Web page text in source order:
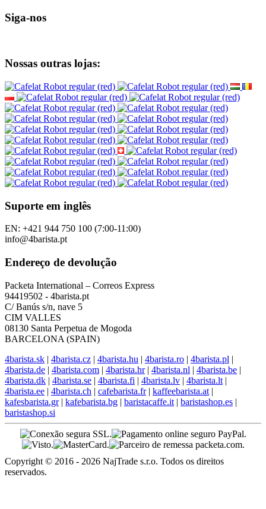
Siga-nos
Nossas outras lojas:
Suporte em inglês
EN: +421 944 750 100 (7:00-11:00)
info@4barista.pt
Endereço de devolução
Packeta International – Correos Express
94419502 - 4barista.pt
C/ Banús s/n, nave 5
CIM VALLES
08130 Santa Perpetua de Mogoda
BARCELONA (SPAIN)
4barista.sk | 4barista.cz | 4barista.hu | 4barista.ro | 4barista.pl |
4barista.de | 4barista.com | 4barista.hr| 4barista.nl | 4barista.be |
4barista.dk | 4barista.se | 4barista.fi | 4barista.lv | 4barista.lt |
4barista.ee | 4barista.ch | cafebarista.fr| kaffeebarista.at |
kafesbarista.gr| kafebarista.bg | baristacaffe.it | baristashop.es |
baristashop.si
Copyright © 2016 - 2026 NajTrade s.r.o. Todos os direitos
reservados.